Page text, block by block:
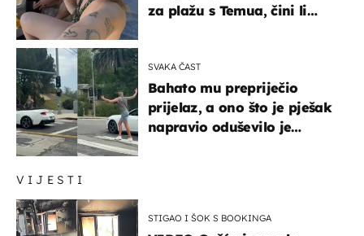
VIJESTI
STIGAO I ŠOK S BOOKINGA
za plažu s Temua, čini li
SVAKA ČAST
Bahato mu prepriječio
prijelaz, a ono što je pješak
napravio oduševilo je